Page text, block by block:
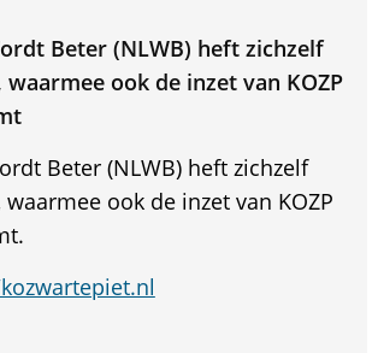
Beter (NLWB) heft zichzelf
waarmee ook de inzet van KOZP
Beter (NLWB) heft zichzelf
ook de inzet van KOZP